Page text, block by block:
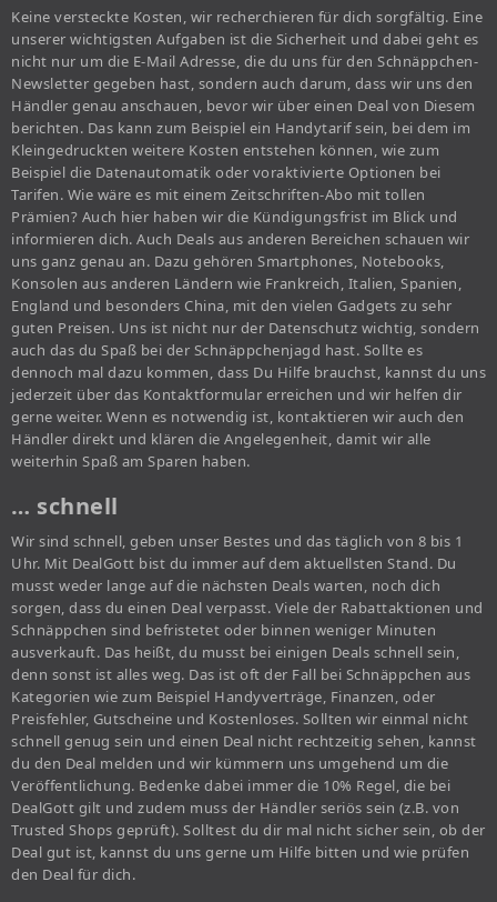
Keine versteckte Kosten, wir recherchieren für dich sorgfältig. Eine
unserer wichtigsten Aufgaben ist die Sicherheit und dabei geht es
nicht nur um die E-Mail Adresse, die du uns für den Schnäppchen-
Newsletter gegeben hast, sondern auch darum, dass wir uns den
Händler genau anschauen, bevor wir über einen Deal von Diesem
berichten. Das kann zum Beispiel ein Handytarif sein, bei dem im
Kleingedruckten weitere Kosten entstehen können, wie zum
Beispiel die Datenautomatik oder voraktivierte Optionen bei
Tarifen. Wie wäre es mit einem Zeitschriften-Abo mit tollen
Prämien? Auch hier haben wir die Kündigungsfrist im Blick und
informieren dich. Auch Deals aus anderen Bereichen schauen wir
uns ganz genau an. Dazu gehören Smartphones, Notebooks,
Konsolen aus anderen Ländern wie Frankreich, Italien, Spanien,
England und besonders China, mit den vielen Gadgets zu sehr
guten Preisen. Uns ist nicht nur der Datenschutz wichtig, sondern
auch das du Spaß bei der Schnäppchenjagd hast. Sollte es
dennoch mal dazu kommen, dass Du Hilfe brauchst, kannst du uns
jederzeit über das Kontaktformular erreichen und wir helfen dir
gerne weiter. Wenn es notwendig ist, kontaktieren wir auch den
Händler direkt und klären die Angelegenheit, damit wir alle
weiterhin Spaß am Sparen haben.
… schnell
Wir sind schnell, geben unser Bestes und das täglich von 8 bis 1
Uhr. Mit DealGott bist du immer auf dem aktuellsten Stand. Du
musst weder lange auf die nächsten Deals warten, noch dich
sorgen, dass du einen Deal verpasst. Viele der Rabattaktionen und
Schnäppchen sind befristetet oder binnen weniger Minuten
ausverkauft. Das heißt, du musst bei einigen Deals schnell sein,
denn sonst ist alles weg. Das ist oft der Fall bei Schnäppchen aus
Kategorien wie zum Beispiel Handyverträge, Finanzen, oder
Preisfehler, Gutscheine und Kostenloses. Sollten wir einmal nicht
schnell genug sein und einen Deal nicht rechtzeitig sehen, kannst
du den Deal melden und wir kümmern uns umgehend um die
Veröffentlichung. Bedenke dabei immer die 10% Regel, die bei
DealGott gilt und zudem muss der Händler seriös sein (z.B. von
Trusted Shops geprüft). Solltest du dir mal nicht sicher sein, ob der
Deal gut ist, kannst du uns gerne um Hilfe bitten und wie prüfen
den Deal für dich.